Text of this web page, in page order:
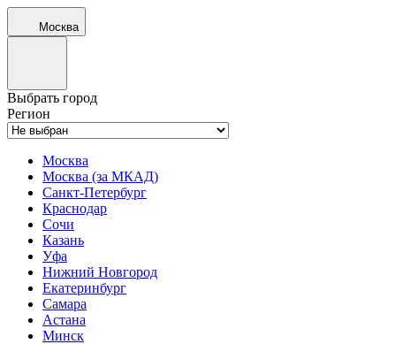
Москва
Выбрать город
Регион
Москва
Москва (за МКАД)
Санкт-Петербург
Краснодар
Сочи
Казань
Уфа
Нижний Новгород
Екатеринбург
Самара
Астана
Минск